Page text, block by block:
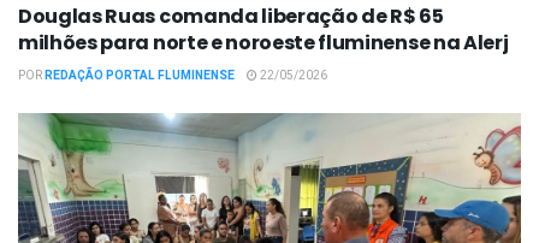
Douglas Ruas comanda liberação de R$ 65
milhões para norte e noroeste fluminense na Alerj
PORREDAÇÃO PORTAL FLUMINENSE 22/05/2026